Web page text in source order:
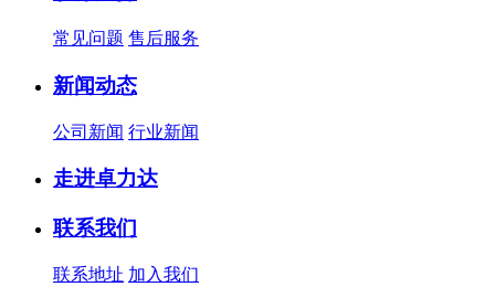
常见问题 售后服务
新闻动态
公司新闻 行业新闻
走进卓力达
联系我们
联系地址 加入我们